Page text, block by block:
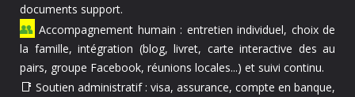
documents support.
👥 Accompagnement humain : entretien individuel, choix de
la famille, intégration (blog, livret, carte interactive des au
pairs, groupe Facebook, réunions locales...) et suivi continu.
📑 Soutien administratif : visa, assurance, compte en banque,